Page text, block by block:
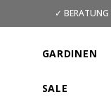
✓
GARDINEN
SALE